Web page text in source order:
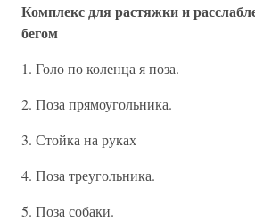
Комплекс для растяжки и
бегом
1. Голо по коленца я поза.
2. Поза прямоугольника.
3. Стойка на руках
4. Поза треугольника.
5. Поза собаки.